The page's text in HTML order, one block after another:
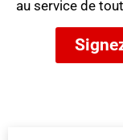
au service de